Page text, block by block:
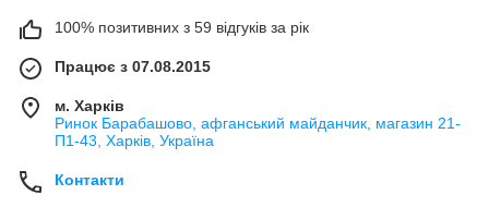
100% позитивних з 59 відгуків за рік
Працює з 07.08.2015
м. Харків
Ринок Барабашово, афганський майданчик, магазин 21-
П1-43, Харків, Україна
Контакти